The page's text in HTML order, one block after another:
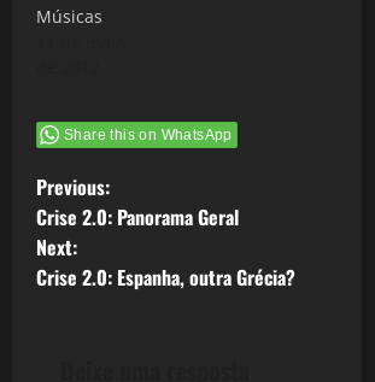
Músicas
Share this on WhatsApp
P
o
s
Previous:
Crise 2.0: Panorama Geral
Next:
Crise 2.0: Espanha, outra Grécia?